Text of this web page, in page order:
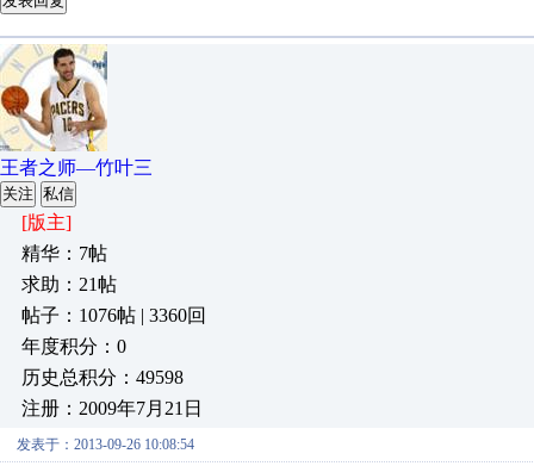
王者之师—竹叶三
关注 私信
[版主]
精华：7帖
求助：21帖
帖子：1076帖 | 3360回
年度积分：0
历史总积分：49598
注册：2009年7月21日
发表于：2013-09-26 10:08:54